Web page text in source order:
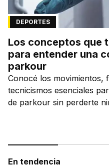
DEPORTES
Los conceptos que
para entender una
parkour
Conocé los movimientos,
tecnicismos esenciales
de parkour sin perderte
En tendencia